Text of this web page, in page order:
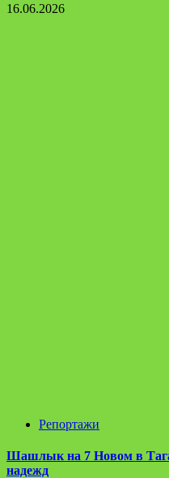
16.06.2026
Репортажи
Шашлык на 7 Новом в
надежд